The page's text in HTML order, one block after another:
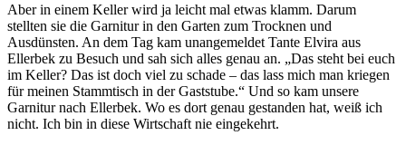
Aber in einem Keller wird ja leicht mal etwas klamm. Darum
stellten sie die Garnitur in den Garten zum Trocknen und
Ausdünsten. An dem Tag kam unangemeldet Tante Elvira aus
Ellerbek zu Besuch und sah sich alles genau an.
Das steht bei euch
im Keller? Das ist doch viel zu schade – das lass mich man kriegen
für meinen Stammtisch in der Gaststube.
Und so kam unsere
Garnitur nach Ellerbek. Wo es dort genau gestanden hat, weiß ich
nicht. Ich bin in diese Wirtschaft nie eingekehrt.